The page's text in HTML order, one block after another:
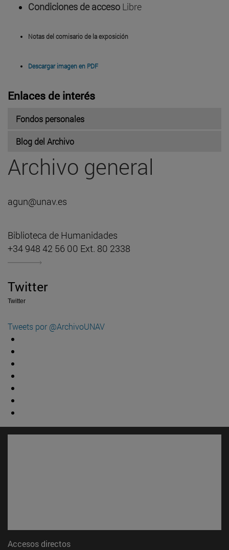
Condiciones de acceso Libre
Notas del comisario de la exposición
Descargar imagen en PDF
Enlaces de interés
Fondos personales
Blog del Archivo
Archivo general
agun@unav.es
Biblioteca de Humanidades
+34 948 42 56 00 Ext. 80 2338
Twitter
Twitter
Tweets por @ArchivoUNAV
Accesos directos